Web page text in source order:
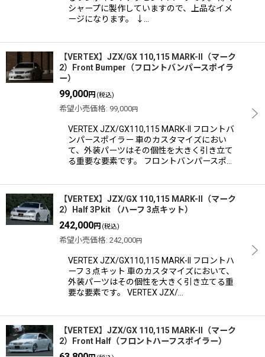
シャープに製作していますので、上品なイメ
ージになります。 ↓…
【VERTEX】JZX/GX 110,115 MARK-II（マーク
2）Front Bumper（フロントバンパースポイラ
ー）
99,000円 (税込)
希望小売価格: 99,000円
VERTEX JZX/GX110,115 MARK-II フロントバ
ンパースポイラー 車のカスタマイズにおい
て、外装パーツはその個性を大きく引き立て
る重要な要素です。 フロントバンパースポ…
【VERTEX】JZX/GX 110,115 MARK-II（マーク
2）Half 3Pkit （ハーフ 3点キット）
242,000円 (税込)
希望小売価格: 242,000円
VERTEX JZX/GX110,115 MARK-II フロントハ
ーフ３点キット 車のカスタマイズにおいて、
外装パーツはその個性を大きく引き立てる重
要な要素です。 VERTEX JZX/…
【VERTEX】JZX/GX 110,115 MARK-II（マーク
2）Front Half（フロントハーフスポイラー）